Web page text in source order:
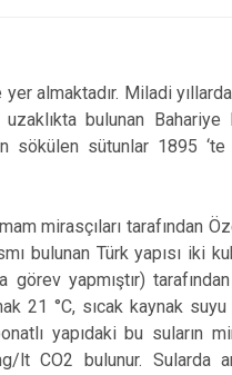
Gemlik
İnegöl
İznik
almaktadır. Miladi
uzaklıkta bulunan
sökülen sütunlar 1895 ‘te
mirasçıları tarafından
bulunan Türk yapısı iki
yapmıştır)
21 °C, sıcak kaynak
yapıdaki bu suların
CO2 bulunur. Sularda